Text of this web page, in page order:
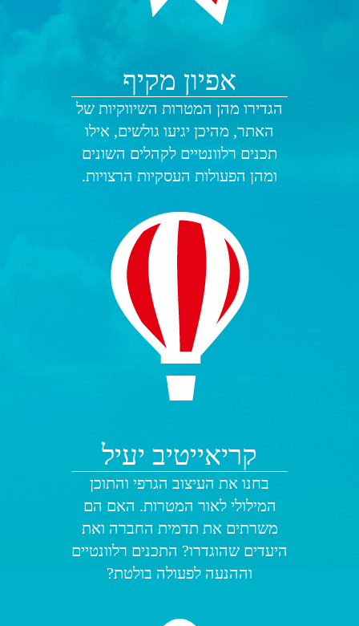
אפיון מקיף
הגדירו מהן המטרות השיווקיות של
האתר, מהיכן יגיעו גולשים, אילו
תכנים רלוונטיים לקהלים השונים
ומהן הפעולות העסקיות הרצויות.
קריאייטיב יעיל
בחנו את העיצוב הגרפי והתוכן
המילולי לאור המטרות. האם הם
משרתים את תדמית החברה ואת
היעדים שהוגדרו? התכנים רלוונטיים
וההנעה לפעולה בולטת?